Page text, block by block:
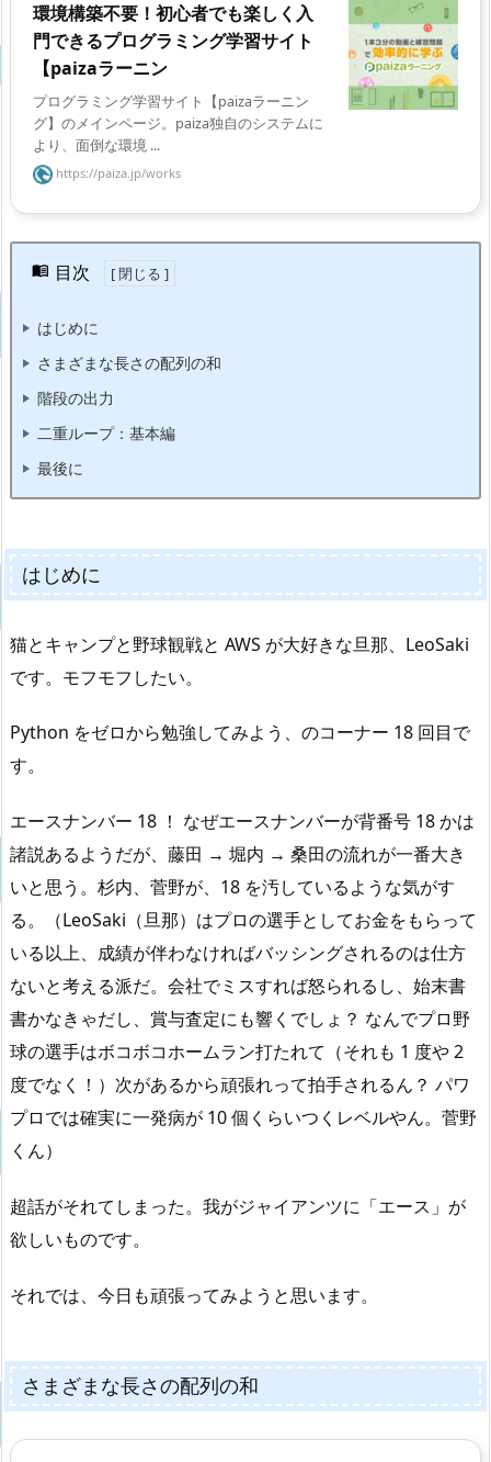
環境構築不要！初心者でも楽しく入
門できるプログラミング学習サイト
【paizaラーニン
プログラミング学習サイト【paizaラーニン
グ】のメインページ。paiza独自のシステムに
より、面倒な環境 ...
https://paiza.jp/works
目次
はじめに
さまざまな長さの配列の和
階段の出力
二重ループ：基本編
最後に
はじめに
猫とキャンプと野球観戦と AWS が大好きな旦那、LeoSaki
です。モフモフしたい。
Python をゼロから勉強してみよう、のコーナー 18 回目で
す。
エースナンバー 18 ！ なぜエースナンバーが背番号 18 かは
諸説あるようだが、藤田 → 堀内 → 桑田の流れが一番大き
いと思う。杉内、菅野が、18 を汚しているような気がす
る。（LeoSaki（旦那）はプロの選手としてお金をもらって
いる以上、成績が伴わなければバッシングされるのは仕方
ないと考える派だ。会社でミスすれば怒られるし、始末書
書かなきゃだし、賞与査定にも響くでしょ？ なんでプロ野
球の選手はボコボコホームラン打たれて（それも 1 度や 2
度でなく！）次があるから頑張れって拍手されるん？ パワ
プロでは確実に一発病が 10 個くらいつくレベルやん。菅野
くん）
超話がそれてしまった。我がジャイアンツに「エース」が
欲しいものです。
それでは、今日も頑張ってみようと思います。
さまざまな長さの配列の和